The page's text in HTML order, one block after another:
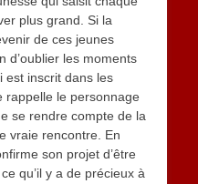
plus grand. Si la
de ces jeunes
d’oublier les moments
est inscrit dans les
rappelle le personnage
se rendre compte de la
vraie rencontre. En
son projet d’être
qu’il y a de précieux à